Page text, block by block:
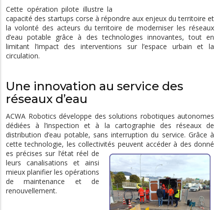
Cette opération pilote illustre la
capacité des startups corse à répondre aux enjeux du territoire et
la volonté des acteurs du territoire de moderniser les réseaux
d’eau potable grâce à des technologies innovantes, tout en
limitant l’impact des interventions sur l’espace urbain et la
circulation.
Une innovation au service des
réseaux d’eau
ACWA Robotics développe des solutions robotiques autonomes
dédiées à l’inspection et à la cartographie des réseaux de
distribution d’eau potable, sans interruption du service. Grâce à
cette technologie, les collectivités peuvent accéder à des donné
es précises sur l’état réel de
leurs canalisations et ainsi
mieux planifier les opérations
de maintenance et de
renouvellement.